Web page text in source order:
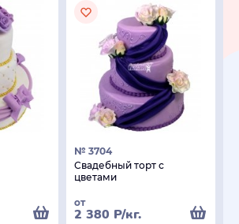
№ 3704
Свадебный торт с
цветами
от
2 380 Р/кг.